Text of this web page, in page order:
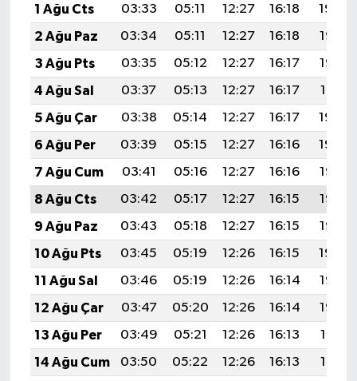
1 Ağu Cts
03:33 05:11 12:27 16:18
19:34
2 Ağu Paz
03:34 05:11 12:27 16:18
19:33
3 Ağu Pts
03:35 05:12 12:27 16:17
19:32
4 Ağu Sal
03:37 05:13 12:27 16:17
19:31
5 Ağu Çar
03:38 05:14 12:27 16:17
19:30
6 Ağu Per
03:39 05:15 12:27 16:16
19:29
7 Ağu Cum
03:41 05:16 12:27 16:16
19:28
8 Ağu Cts
03:42 05:17 12:27 16:15
19:27
9 Ağu Paz
03:43 05:18 12:27 16:15
19:26
10 Ağu Pts
03:45 05:19 12:26 16:15
19:24
11 Ağu Sal
03:46 05:19 12:26 16:14
19:23
12 Ağu Çar
03:47 05:20 12:26 16:14
19:22
13 Ağu Per
03:49 05:21 12:26 16:13
19:21
14 Ağu Cum
03:50 05:22 12:26 16:13
19:19